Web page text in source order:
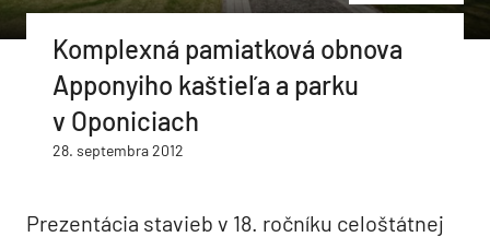
Komplexná pamiatková obnova
Apponyiho kaštieľa a parku
v Oponiciach
28. septembra 2012
Prezentácia stavieb v 18. ročníku celoštátnej